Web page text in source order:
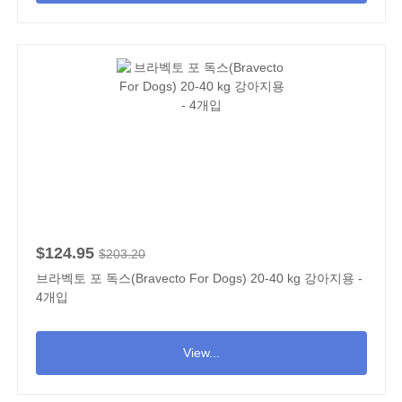
$124.95 $203.20
브라벡토 포 독스(Bravecto For Dogs) 20-40 kg 강아지용 -
4개입
View...